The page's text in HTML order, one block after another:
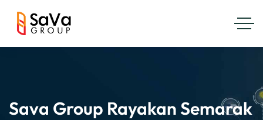
Sava Group Rayakan Semarak